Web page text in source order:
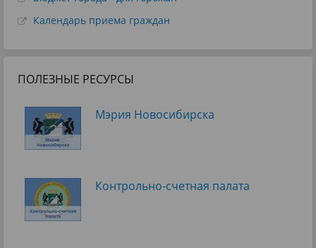
Календарь приема граждан
ПОЛЕЗНЫЕ РЕСУРСЫ
Мэрия Новосибирска
Контрольно-счетная палата